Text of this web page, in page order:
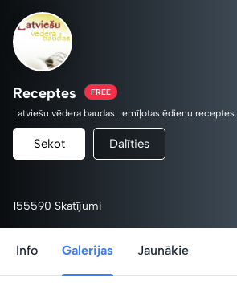
Receptes FREE
Latviešu vēdera baudas. Iemīļotas ēdienu receptes.
Sekot Dalīties
155590 Skatījumi
Info Galerijas Jaunākie